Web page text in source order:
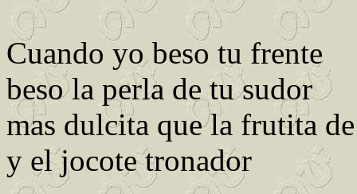
Cuando yo beso tu frente
beso la perla de tu sudor
mas dulcita que la frutita
y el jocote tronador